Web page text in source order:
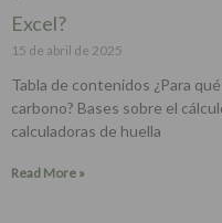
Excel?
15 de abril de 2025
Tabla de contenidos ¿Para
carbono? Bases sobre el
calculadoras de huella
Read More »